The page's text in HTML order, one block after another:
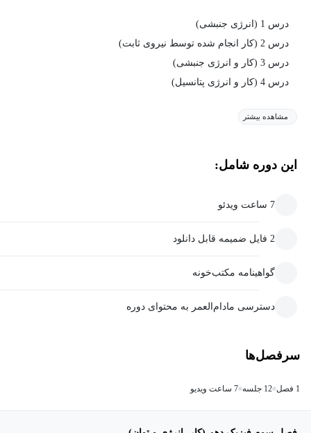
درس 1 (انرژی جنبشی)
درس 2 (کار انجام شده توسط نیروی ثابت)
درس 3 (کار و انرژی جنبشی)
درس 4 (کار و انرژی پتانسیل)
مشاهده بیشتر
این دوره شامل:
7 ساعت ویدئو
2 فایل ضمیمه قابل دانلود
گواهینامه مکتب‌خونه
دسترسی مادام‌العمر به محتوای دوره
سرفصل‌ها
1 فصل 12 جلسه 7 ساعت ویدیو